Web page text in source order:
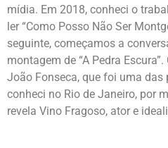
mídia. Em 2018, conheci o
ler “Como Posso Não Ser
seguinte, começamos a
montagem de “A Pedra
João Fonseca, que foi uma das
conheci no Rio de Janeiro, por
revela Vino Fragoso, ator e